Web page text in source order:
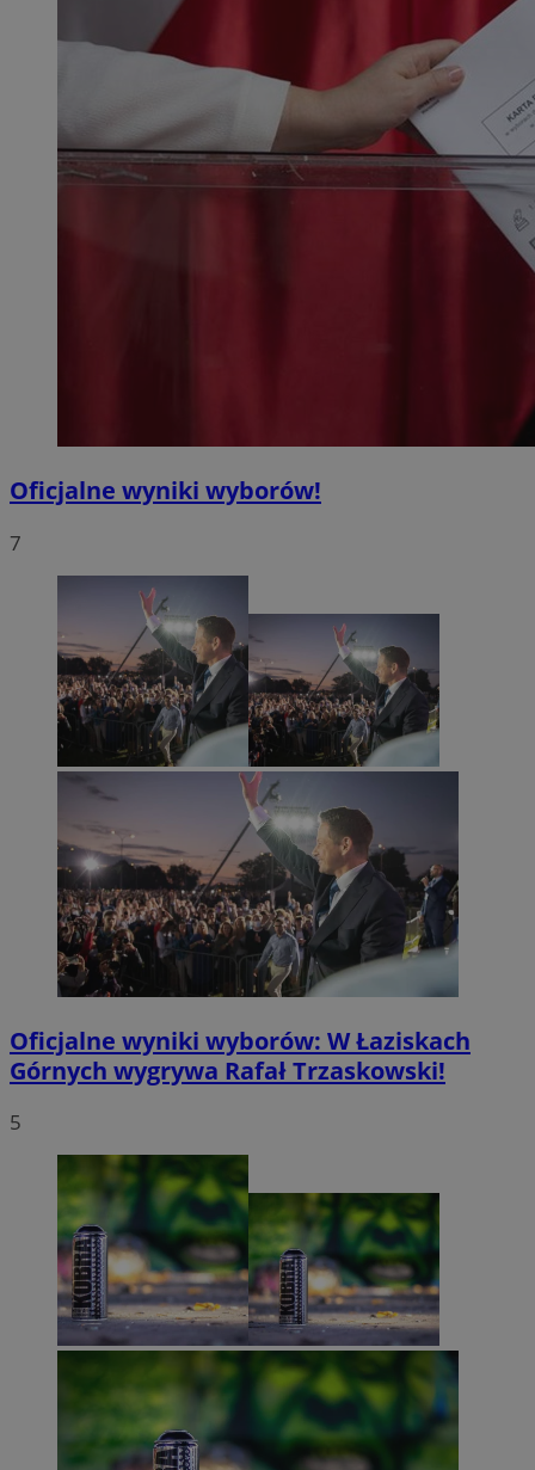
Oficjalne wyniki wyborów!
7
Oficjalne wyniki wyborów: W Łaziskach
Górnych wygrywa Rafał Trzaskowski!
5